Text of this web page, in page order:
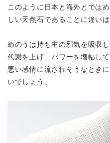
このように日本と海外とでは
しい天然石であることに違いは
めのうは持ち主の邪気を吸収
代謝を上げ、パワーを増幅して
悪い感情に流されそうなとき
いでしょう。